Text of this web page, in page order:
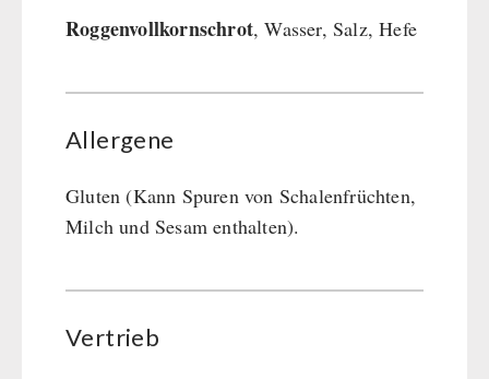
Roggenvollkornschrot, Wasser, Salz, Hefe
Allergene
Gluten (Kann Spuren von Schalenfrüchten,
Milch und Sesam enthalten).
Vertrieb